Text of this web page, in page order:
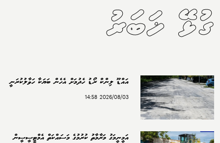
ގުޅޭ ޚަބަރު
އައްޑޫ ލިންކް ރޯޑު ހެދުމަށް އެހެން ބަޔަކާ ހަވާލުކުރަނީ
2026/08/03 14:58
އަމީނީމަގު މަރާމާތު ކުރުމުގެ މަސައްކަތް އެމްޓީސީސީން